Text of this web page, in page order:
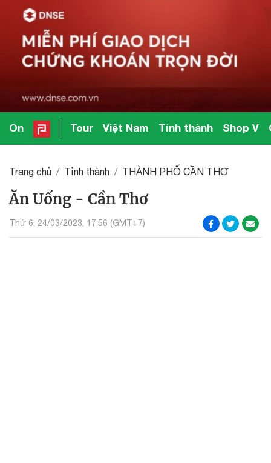
On Tour Việt Nam Tỉnh thành Shop V
Trang chủ Tỉnh thành THÀNH PHỐ CẦN THƠ
Ăn Uống - Cần Thơ
Thứ 6, 24/03/2023, 17:56 (GMT+7)